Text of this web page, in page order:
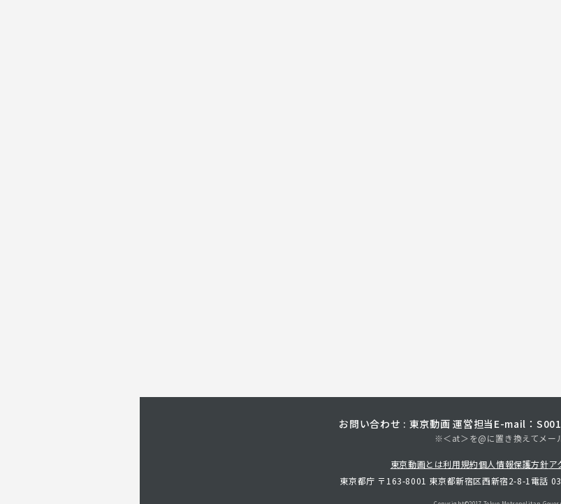
お問い合わせ : 東京動画 運営担当 E-mail：
※＜at＞を@に置き換えてメー
東京動画とは利用規約個人情報保護方針ア
東京都庁 〒163-8001 東京都新宿区西新宿2-8-1 電話